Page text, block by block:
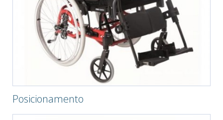
Posicionamento